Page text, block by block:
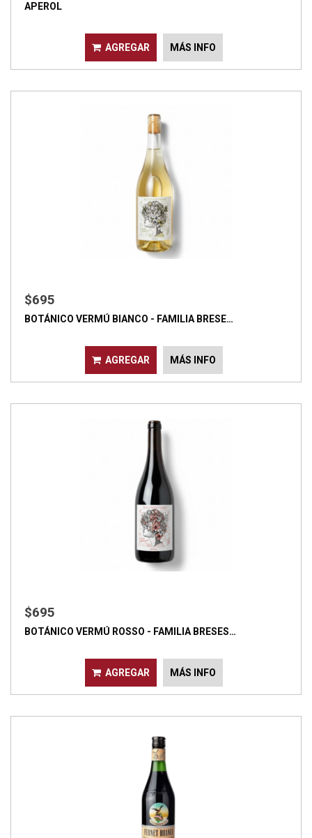
APEROL
AGREGAR MÁS INFO
$695
BOTÁNICO VERMÚ BIANCO - FAMILIA BRESE…
AGREGAR MÁS INFO
$695
BOTÁNICO VERMÚ ROSSO - FAMILIA BRESES…
AGREGAR MÁS INFO